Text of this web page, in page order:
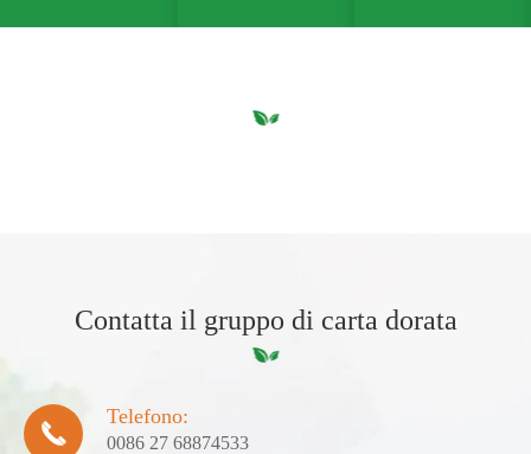
Contatta il gruppo di carta dorata

Telefono:
0086 27 68874533